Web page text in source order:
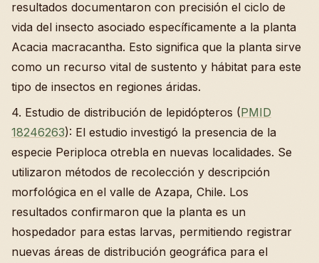
resultados documentaron con precisión el ciclo de
vida del insecto asociado específicamente a la planta
Acacia macracantha. Esto significa que la planta sirve
como un recurso vital de sustento y hábitat para este
tipo de insectos en regiones áridas.
4. Estudio de distribución de lepidópteros (PMID
18246263): El estudio investigó la presencia de la
especie Periploca otrebla en nuevas localidades. Se
utilizaron métodos de recolección y descripción
morfológica en el valle de Azapa, Chile. Los
resultados confirmaron que la planta es un
hospedador para estas larvas, permitiendo registrar
nuevas áreas de distribución geográfica para el